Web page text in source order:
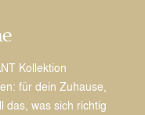
Kollektion
für dein Zuhause,
das, was sich richtig